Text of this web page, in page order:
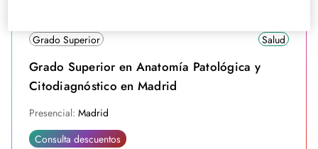
Grado Superior Salud
Grado Superior en Anatomía Patológica y
Citodiagnóstico en Madrid
Presencial: Madrid
Consulta descuentos